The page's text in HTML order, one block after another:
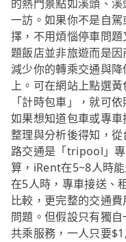
的熱門景點如溪頭、
一訪。如果你不是自
擇，不用煩惱停車問
題飯店並非旅遊而是
減少你的轉乘交通與
上。可在網站上點選
「計時包車」，就可
如果想知道包車或專
整理與分析後得知，
路交通是「tripool」
算，iRent在5~8人時
在5人時，專車接送、
比較，更完整的交通
問題。但假設只有獨
共乘服務，一人只要